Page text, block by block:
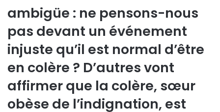
ambigüe : ne pensons-nous
pas devant un événement
injuste qu’il est normal d’être
en colère ? D’autres vont
affirmer que la colère, sœur
obèse de l’indignation, est